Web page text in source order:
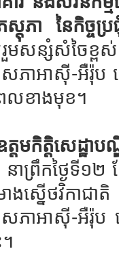
ស្តុភា នៃកិច្ច
មសន្សំសំចៃខ្
ភាអាស៊ី-អឺរ៉ុប
េលខាងមុខ។
តមកិត្តិសេដ្ឋ
នាព្រឹកថ្ងៃទី១២
ោងស្នើថវិកា
ភាអាស៊ី-អឺរ៉ុប